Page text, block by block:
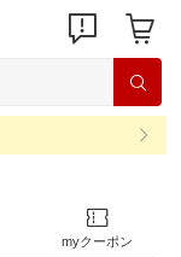
myクーポン